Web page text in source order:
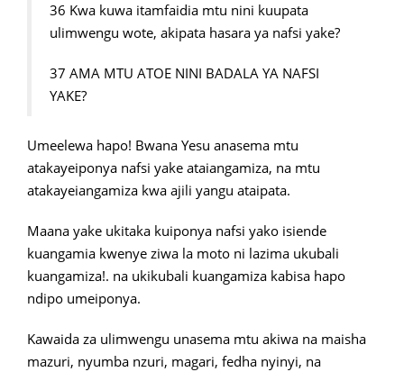
36 Kwa kuwa itamfaidia mtu nini kuupata
ulimwengu wote, akipata hasara ya nafsi yake?
37 AMA MTU ATOE NINI BADALA YA NAFSI
YAKE?
Umeelewa hapo! Bwana Yesu anasema mtu
atakayeiponya nafsi yake ataiangamiza, na mtu
atakayeiangamiza kwa ajili yangu ataipata.
Maana yake ukitaka kuiponya nafsi yako isiende
kuangamia kwenye ziwa la moto ni lazima ukubali
kuangamiza!. na ukikubali kuangamiza kabisa hapo
ndipo umeiponya.
Kawaida za ulimwengu unasema mtu akiwa na maisha
mazuri, nyumba nzuri, magari, fedha nyinyi, na